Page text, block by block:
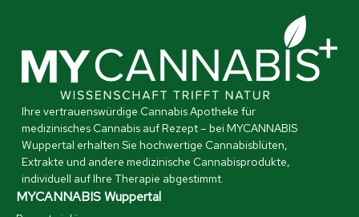
Ihre vertrauenswürdige Cannabis Apotheke für
medizinisches Cannabis auf Rezept – bei MYCANNABIS
Wuppertal erhalten Sie hochwertige Cannabisblüten,
Extrakte und andere medizinische Cannabisprodukte,
individuell auf Ihre Therapie abgestimmt.
MYCANNABIS Wuppertal